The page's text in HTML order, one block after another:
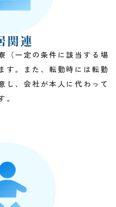
関連
（一定の条件に該当する場
す。また、転勤時には転勤
し、会社が本人に代わって
。